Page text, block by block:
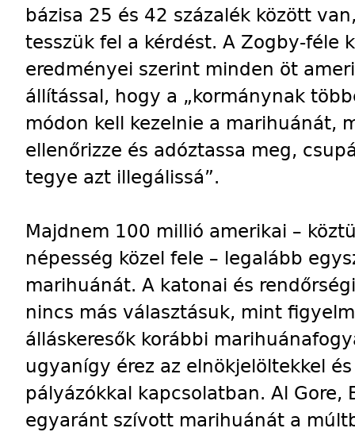
bázisa 25 és 42 százalék között
tesszük fel a kérdést. A Zogby-féle
eredményei szerint minden öt
állítással, hogy a „kormánynak
módon kell kezelnie a marihuánát,
ellenőrizze és adóztassa meg,
tegye azt illegálissá”.
Majdnem 100 millió amerikai –
népesség közel fele – legalább
marihuánát. A katonai és
nincs más választásuk, mint
álláskeresők korábbi
ugyanígy érez az elnökjelöltekkel
pályázókkal kapcsolatban. Al Gore,
egyaránt szívott marihuánát a